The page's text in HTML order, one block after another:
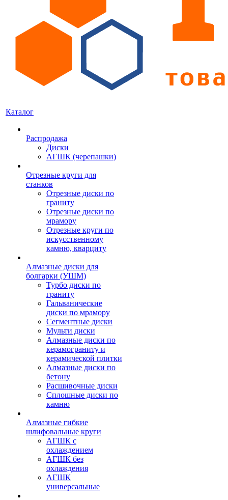
Каталог
Распродажа
Диски
АГШК (черепашки)
Отрезные круги для
станков
Отрезные диски по
граниту
Отрезные диски по
мрамору
Отрезные круги по
искусственному
камню, кварциту
Алмазные диски для
болгарки (УШМ)
Турбо диски по
граниту
Гальванические
диски по мрамору
Сегментные диски
Мульти диски
Алмазные диски по
керамограниту и
керамической плитки
Алмазные диски по
бетону
Расшивочные диски
Сплошные диски по
камню
Алмазные гибкие
шлифовальные круги
АГШК с
охлаждением
АГШК без
охлаждения
АГШК
универсальные